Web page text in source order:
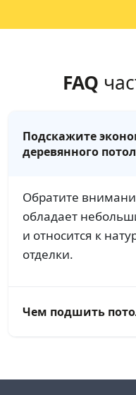
FAQ
Подскажите
деревянного
Обратите
обладает
и относится к
отделки.
Чем подшить